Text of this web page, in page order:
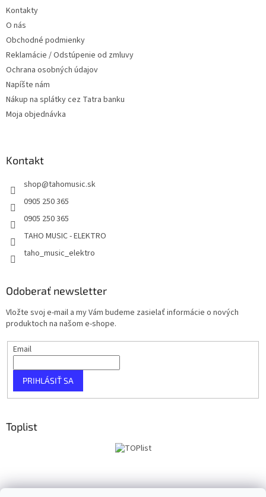
Kontakty
O nás
Obchodné podmienky
Reklamácie / Odstúpenie od zmluvy
Ochrana osobných údajov
Napíšte nám
Nákup na splátky cez Tatra banku
Moja objednávka
Kontakt
shop@tahomusic.sk
0905 250 365
0905 250 365
TAHO MUSIC - ELEKTRO
taho_music_elektro
Odoberať newsletter
Vložte svoj e-mail a my Vám budeme zasielať informácie o nových
produktoch na našom e-shope.
Email
PRIHLÁSIŤ SA
Toplist